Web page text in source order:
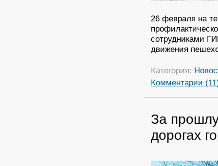
26 февраля на
сотрудниками
движения
Категория:
Комментарии
За
дорогах